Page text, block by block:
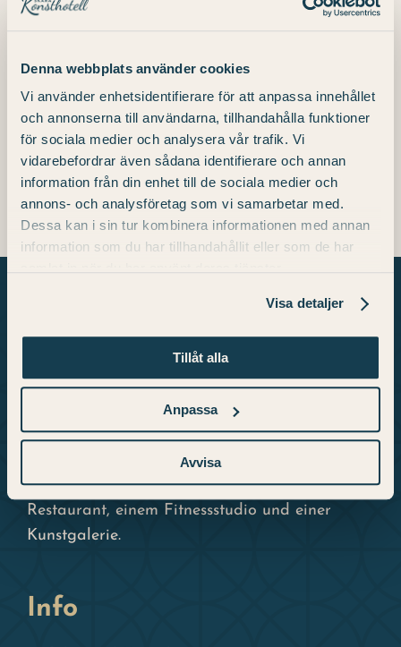
Denna webbplats använder cookies
Vi använder enhetsidentifierare för att anpassa innehållet
och annonserna till användarna, tillhandahålla funktioner
för sociala medier och analysera vår trafik. Vi
vidarebefordrar även sådana identifierare och annan
information från din enhet till de sociala medier och
annons- och analysföretag som vi samarbetar med.
Dessa kan i sin tur kombinera informationen med annan
information som du har tillhandahållit eller som de har
Visa detaljer
Tillåt alla
Anpassa
Avvisa
Details
Start:
01.01.2023
05.01.2023
Wir sind ein einzigartiges konsthotell Skara mit
Werken einiger der bekanntesten Künstler
Schwedens. Hier finden Sie Raum für Erlebnisse
und Bewunderung mit 98 Hotelzimmern, einem
Restaurant, einem Fitnessstudio und einer
Kunstgalerie.
Info